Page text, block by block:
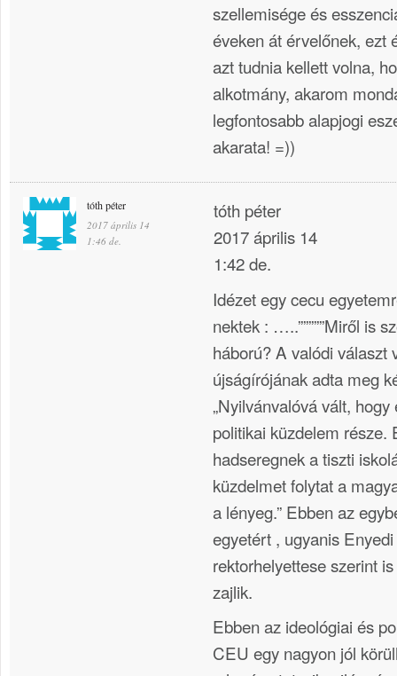
szellemisége és
éveken át érvelőnek, ezt
azt tudnia kellett volna,
alkotmány, akarom
legfontosabb alapjogi
akarata! =))
tóth péter
2017 április 14
1:46 de.
tóth péter
2017 április 14
1:42 de.
Idézet egy cecu
nektek : …..”””””Miről is
háború? A valódi választ
újságírójának adta meg
„Nyilvánvalóvá vált,
politikai küzdelem része.
hadseregnek a tiszti
küzdelmet folytat a
a lényeg.” Ebben az
egyetért , ugyanis
rektorhelyettese szerint
zajlik.
Ebben az ideológiai és
CEU egy nagyon jól